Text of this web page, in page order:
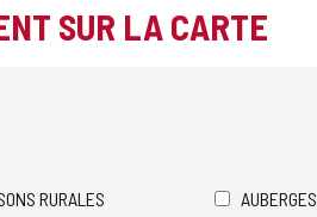
SUR LA CARTE
RURALES AUBERGES